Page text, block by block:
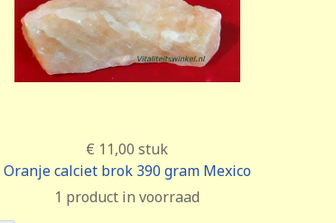
€ 11,00 stuk
Oranje calciet brok 390 gram Mexico
1 product in voorraad